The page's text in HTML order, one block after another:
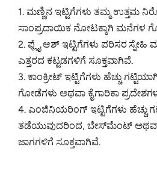
1. ಮಣ್ಣಿನ ಇಟ್ಟಿಗೆಗಳು ತಮ್ಮ ಉತ್ತಮ
ಸಾಂಪ್ರದಾಯಿಕ ನೋಟಕ್ಕಾಗಿ ಮನೆಗಳ
2. ಫ್ಲೈ ಆಶ್ ಇಟ್ಟಿಗೆಗಳು ಪರಿಸರ ಸ್ನೇಹಿ
ಎತ್ತರದ ಕಟ್ಟಡಗಳಿಗೆ ಸೂಕ್ತವಾಗಿವೆ.
3. ಕಾಂಕ್ರೀಟ್ ಇಟ್ಟಿಗೆಗಳು ಹೆಚ್ಚು
ಗೋಡೆಗಳು ಅಥವಾ ಕೈಗಾರಿಕಾ
4. ಎಂಜಿನಿಯರಿಂಗ್ ಇಟ್ಟಿಗೆಗಳು ಹೆಚ್ಚು
ತಡೆಯುವುದರಿಂದ, ಬೇಸ್‌ಮೆಂಟ್ ಅಥವಾ
ಜಾಗಗಳಿಗೆ ಸೂಕ್ತವಾಗಿವೆ.